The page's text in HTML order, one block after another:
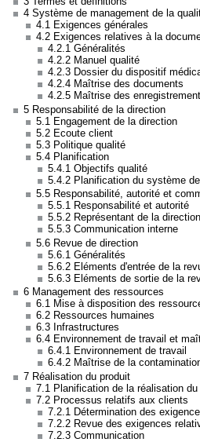
4 Système de management de la
4.1 Exigences générales
4.2 Exigences relatives à la
4.2.1 Généralités
4.2.2 Manuel qualité
4.2.3 Dossier du dispositif
4.2.4 Maîtrise des documents
4.2.5 Maîtrise des
5 Responsabilité de la direction
5.1 Engagement de la direction
5.2 Ecoute client
5.3 Politique qualité
5.4 Planification
5.4.1 Objectifs qualité
5.4.2 Planification du système
5.5 Responsabilité, autorité et
5.5.1 Responsabilité et autorité
5.5.2 Représentant de la direction
5.5.3 Communication interne
5.6 Revue de direction
5.6.1 Généralités
5.6.2 Eléments d'entrée de la
5.6.3 Eléments de sortie de la
6 Management des ressources
6.1 Mise à disposition des
6.2 Ressources humaines
6.3 Infrastructures
6.4 Environnement de travail et
6.4.1 Environnement de travail
6.4.2 Maîtrise de la
7 Réalisation du produit
7.1 Planification de la réalisation du
7.2 Processus relatifs aux clients
7.2.1 Détermination des
7.2.2 Revue des exigences
7.2.3 Communication